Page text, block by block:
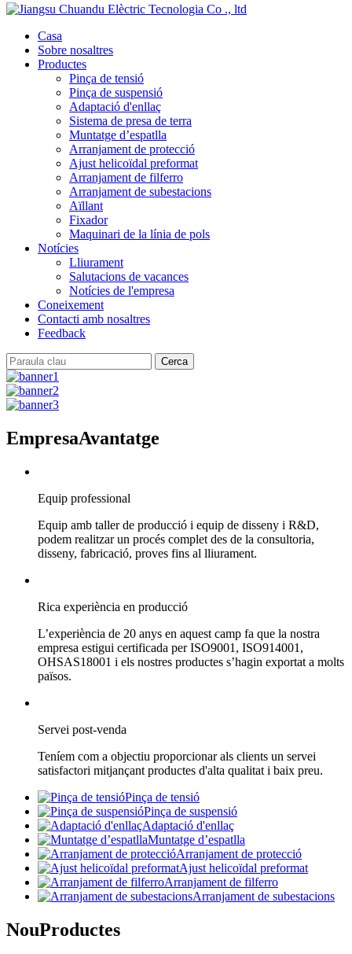
Casa
Sobre nosaltres
Productes
Pinça de tensió
Pinça de suspensió
Adaptació d'enllaç
Sistema de presa de terra
Muntatge d’espatlla
Arranjament de protecció
Ajust helicoïdal preformat
Arranjament de filferro
Arranjament de subestacions
Aïllant
Fixador
Maquinari de la línia de pols
Notícies
Lliurament
Salutacions de vacances
Notícies de l'empresa
Coneixement
Contacti amb nosaltres
Feedback
EmpresaAvantatge
Equip professional
Equip amb taller de producció i equip de disseny i R&D,
podem realitzar un procés complet des de la consultoria,
disseny, fabricació, proves fins al lliurament.
Rica experiència en producció
L’experiència de 20 anys en aquest camp fa que la nostra
empresa estigui certificada per ISO9001, ISO914001,
OHSAS18001 i els nostres productes s’hagin exportat a molts
països.
Servei post-venda
Teníem com a objectiu proporcionar als clients un servei
satisfactori mitjançant productes d'alta qualitat i baix preu.
Pinça de tensió
Pinça de suspensió
Adaptació d'enllaç
Muntatge d’espatlla
Arranjament de protecció
Ajust helicoïdal preformat
Arranjament de filferro
Arranjament de subestacions
NouProductes